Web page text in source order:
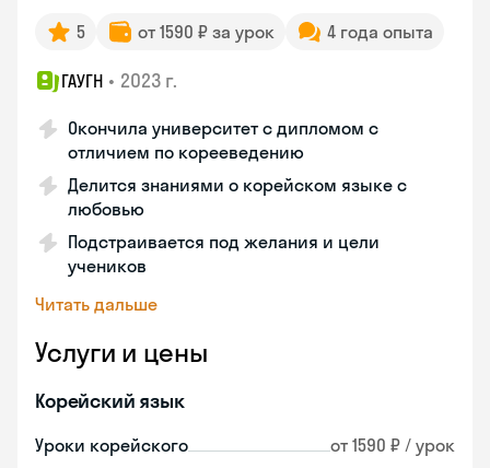
5 от 1590 ₽ за урок 4 года опыта
ГАУГН • 2023 г.
Окончила университет с дипломом с
отличием по корееведению
Делится знаниями о корейском языке с
любовью
Подстраивается под желания и цели
учеников
Читать дальше
Услуги и цены
Корейский язык
Уроки корейского от 1590 ₽ / урок